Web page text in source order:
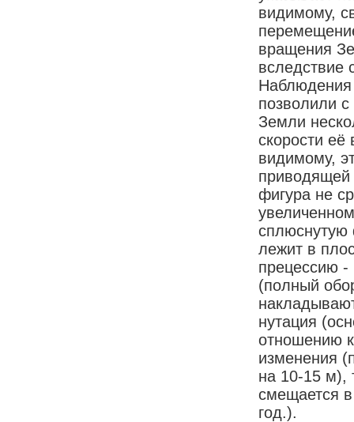
видимому,
вращения
вследствие
Наблюдения
позволили с
Земли
скорости
видимому,
приводящей
фигура не
сплюснутую
лежит в
прецессию -
(полный
нутация
отношению
изменения
на 10-15 м),
смещается
год.).